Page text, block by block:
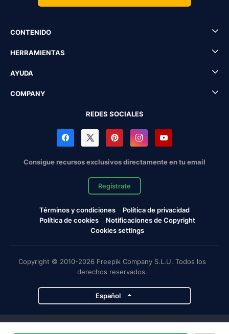
CONTENIDO
HERRAMIENTAS
AYUDA
COMPANY
REDES SOCIALES
Consigue recursos exclusivos directamente en tu email
Regístrate
Términos y condiciones
Política de privacidad
Política de cookies
Notificaciones de Copyright
Cookies settings
Copyright © 2010-2026 Freepik Company S.L.U. Todos los
derechos reservados.
Español